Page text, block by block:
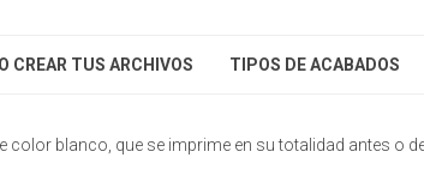
CREAR TUS ARCHIVOS TIPOS DE ACABADOS
color blanco, que se imprime en su totalidad antes o